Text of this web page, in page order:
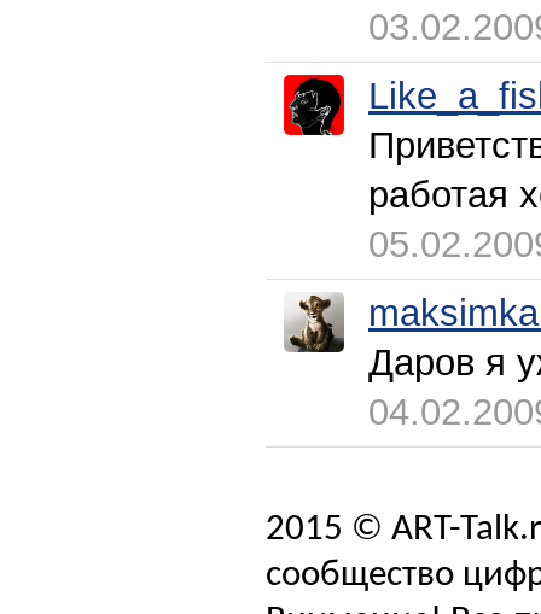
работая
Даров я
2015 © ART-
сообщество